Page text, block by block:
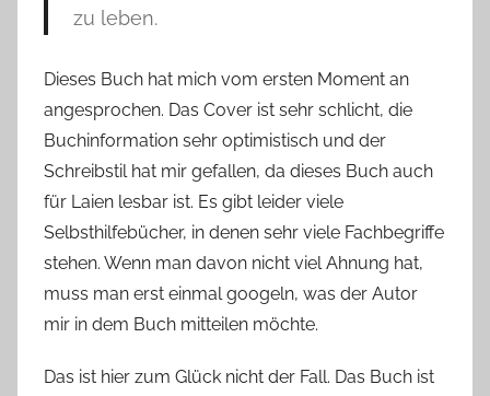
zu leben.
Dieses Buch hat mich vom ersten Moment an
angesprochen. Das Cover ist sehr schlicht, die
Buchinformation sehr optimistisch und der
Schreibstil hat mir gefallen, da dieses Buch auch
für Laien lesbar ist. Es gibt leider viele
Selbsthilfebücher, in denen sehr viele Fachbegriffe
stehen. Wenn man davon nicht viel Ahnung hat,
muss man erst einmal googeln, was der Autor
mir in dem Buch mitteilen möchte.
Das ist hier zum Glück nicht der Fall. Das Buch ist